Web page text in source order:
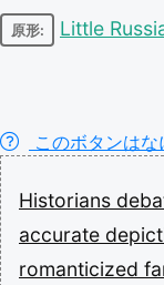
原形: Little
このボタンはな
Historians
accurate
romanticized